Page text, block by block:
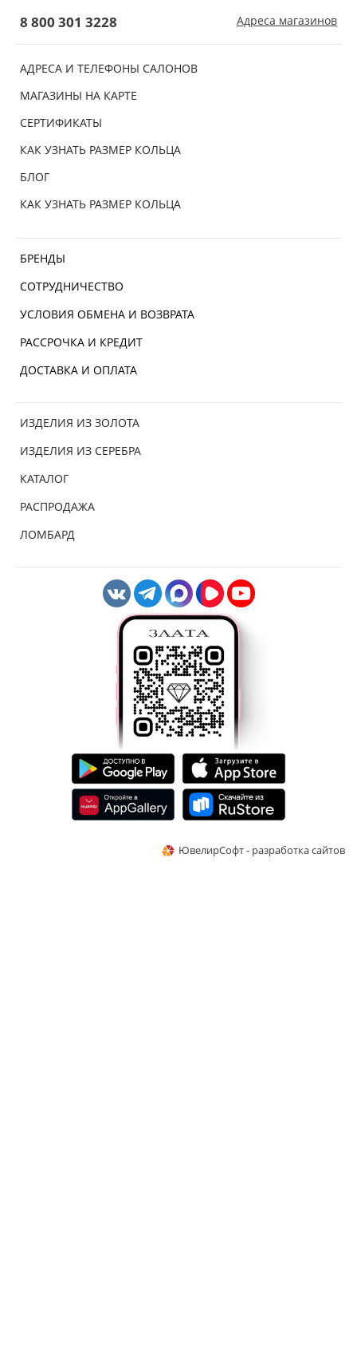
АДРЕСА И ТЕЛЕФОНЫ САЛОНОВ
МАГАЗИНЫ НА КАРТЕ
СЕРТИФИКАТЫ
КАК УЗНАТЬ РАЗМЕР КОЛЬЦА
БЛОГ
КАК УЗНАТЬ РАЗМЕР КОЛЬЦА
БРЕНДЫ
СОТРУДНИЧЕСТВО
УСЛОВИЯ ОБМЕНА И ВОЗВРАТА
РАССРОЧКА И КРЕДИТ
ДОСТАВКА И ОПЛАТА
ИЗДЕЛИЯ ИЗ ЗОЛОТА
ИЗДЕЛИЯ ИЗ СЕРЕБРА
КАТАЛОГ
РАСПРОДАЖА
ЛОМБАРД
8 800 301 3228 Адреса магазинов
ЮвелирСофт - разработка сайтов